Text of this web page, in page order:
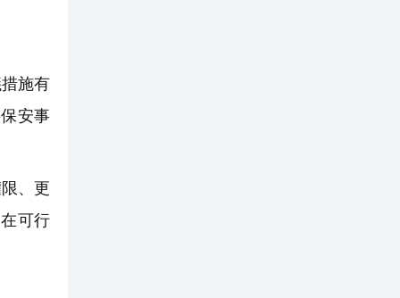
施有
安事
、更
可行